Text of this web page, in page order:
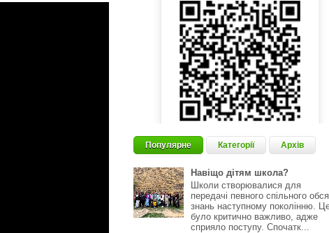
Популярне Категорії Архів
Навіщо дітям школа?
Школи створювалися для
передачі певного спільного
знань наступному поколінню.
було критично важливо, адже
сприяло поступу. Спочатк...